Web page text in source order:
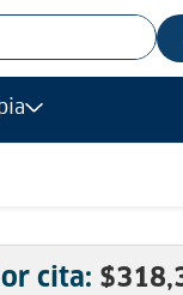
cita: $